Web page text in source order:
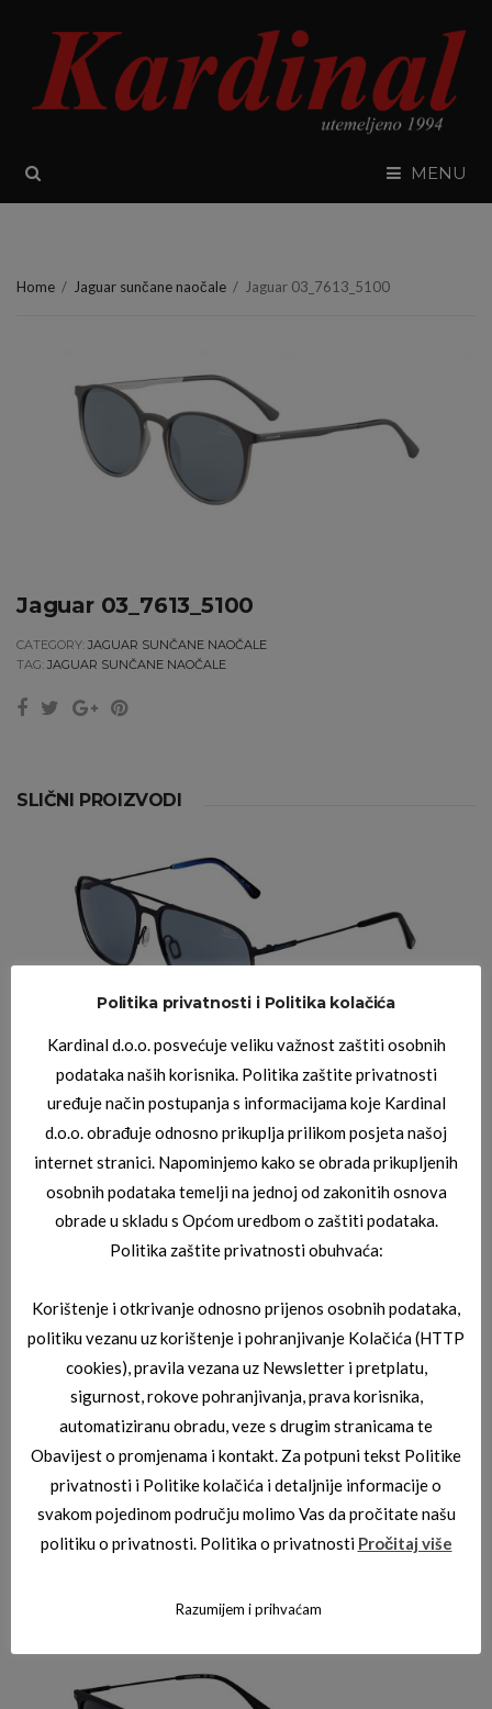
MENU
Home / Jaguar sunčane naočale / Jaguar 03_7613_5100
Jaguar 03_7613_5100
CATEGORY: JAGUAR SUNČANE NAOČALE
TAG: JAGUAR SUNČANE NAOČALE
SLIČNI PROIZVODI
JAGUAR SUNČANE NAOČALE ,JAGUAR SUNČANE NAOČALE
JAGUAR 03_7815_3100
JAGUAR SUNČANE NAOČALE,JAGUAR SUNČANE NAOČALE
JAGUAR 03_7617_6500
JAGUAR 03_7253_4791
Politika privatnosti i Politika kolačića
Kardinal d.o.o. posvećuje veliku važnost zaštiti osobnih
podataka naših korisnika. Politika zaštite privatnosti
uređuje način postupanja s informacijama koje Kardinal
d.o.o. obrađuje odnosno prikuplja prilikom posjeta našoj
internet stranici. Napominjemo kako se obrada prikupljenih
osobnih podataka temelji na jednoj od zakonitih osnova
obrade u skladu s Općom uredbom o zaštiti podataka.
Politika zaštite privatnosti obuhvaća:
Korištenje i otkrivanje odnosno prijenos osobnih podataka,
politiku vezanu uz korištenje i pohranjivanje Kolačića (HTTP
cookies), pravila vezana uz Newsletter i pretplatu,
sigurnost, rokove pohranjivanja, prava korisnika,
automatiziranu obradu, veze s drugim stranicama te
Obavijest o promjenama i kontakt. Za potpuni tekst Politike
privatnosti i Politike kolačića i detaljnije informacije o
svakom pojedinom području molimo Vas da pročitate našu
politiku o privatnosti. Politika o privatnosti Pročitaj više
Razumijem i prihvaćam